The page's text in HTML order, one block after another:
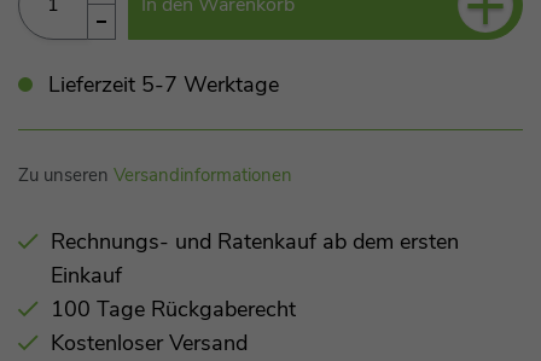
Lieferzeit 5-7 Werktage
Zu unseren Versandinformationen
Rechnungs- und Ratenkauf ab dem ersten
Einkauf
100 Tage Rückgaberecht
Kostenloser Versand